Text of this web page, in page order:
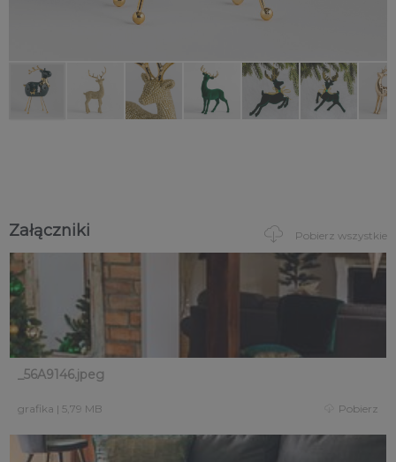
Załączniki Pobierz wszystkie
_56A9146.jpeg
grafika | 5,79 MB Pobierz